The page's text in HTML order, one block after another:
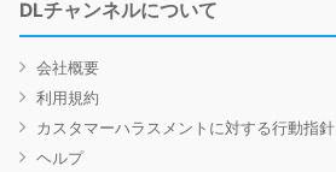
DLチャンネルについて
会社概要
利用規約
カスタマーハラスメントに対する行動指針
ヘルプ